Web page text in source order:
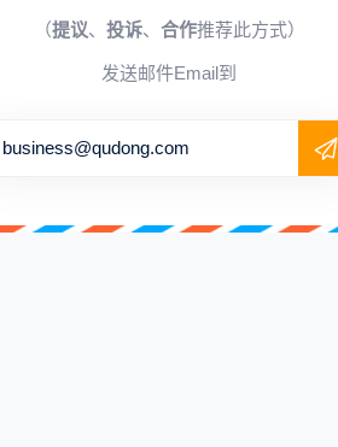
（提议、 投诉、 合作推荐此方式）
发送邮件Email到
business@qudong.com